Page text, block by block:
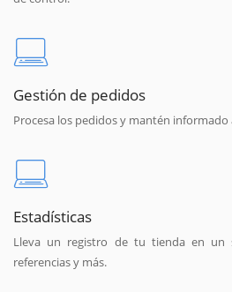
Gestión de pedidos
Procesa los pedidos y mantén
Estadísticas
Lleva un registro de tu tienda en un
referencias y más.